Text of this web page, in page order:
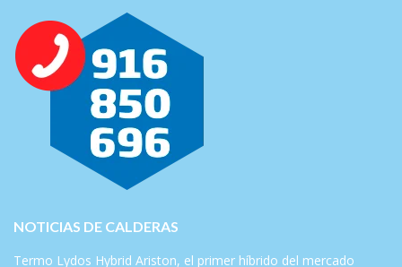
NOTICIAS DE CALDERAS
Termo Lydos Hybrid Ariston, el primer híbrido del mercado